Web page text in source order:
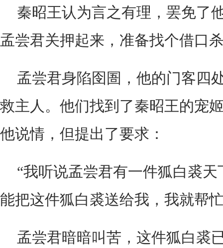
秦昭王认为言之有理，罢免了
孟尝君关押起来，准备找个借口
孟尝君身陷囹圄，他的门客四
救主人。他们找到了秦昭王的宠
他说情，但提出了要求：
“我听说孟尝君有一件狐白裘
能把这件狐白裘送给我，我就帮
孟尝君暗暗叫苦，这件狐白裘